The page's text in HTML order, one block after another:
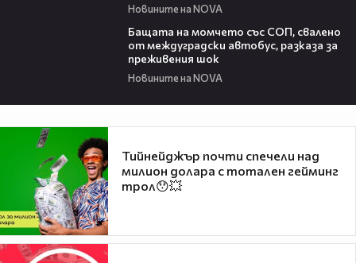
Новините на NOVA
Бащата на момчето със СОП, свалено
от междуградски автобус, разказа за
преживения шок
Новините на NOVA
Тийнейджър почти спечели над
милион долара с тотален гейминг
трол😯💥